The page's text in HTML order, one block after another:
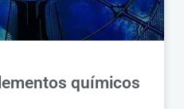
químicos